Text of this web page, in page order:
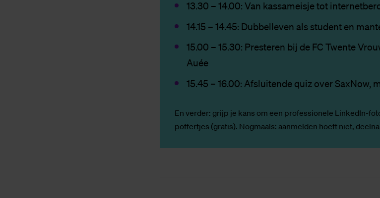
13.30 – 14.00: Van kassameisje tot
14.15 – 14.45: Dubbelleven als student en
15.00 – 15.30: Presteren bij de FC Twente
Auée
15.45 – 16.00: Afsluitende quiz over SaxNow,
En verder: grijp je kans om een professionele LinkedIn-
poffertjes (gratis). Nogmaals: aanmelden hoeft niet,